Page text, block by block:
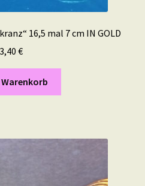
16,5 mal 7 cm IN GOLD
3,40 €
Warenkorb